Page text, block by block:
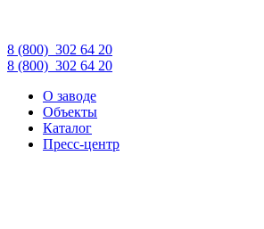
8 (800) 302 64 20
8 (800) 302 64 20
О заводе
Объекты
Каталог
Пресс-центр